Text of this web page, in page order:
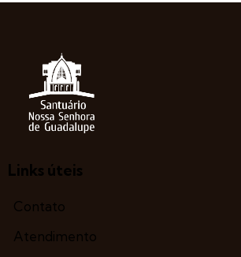
Links úteis
Contato
Atendimento